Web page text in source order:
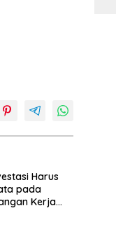
Harus
pada
Kerja